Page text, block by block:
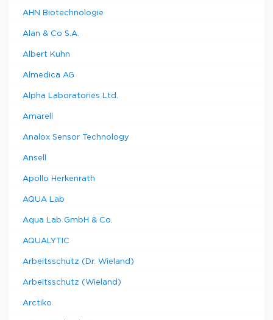
AHN Biotechnologie
Alan & Co S.A.
Albert Kuhn
Almedica AG
Alpha Laboratories Ltd.
Amarell
Analox Sensor Technology
Ansell
Apollo Herkenrath
AQUA Lab
Aqua Lab GmbH & Co.
AQUALYTIC
Arbeitsschutz (Dr. Wieland)
Arbeitsschutz (Wieland)
Arctiko